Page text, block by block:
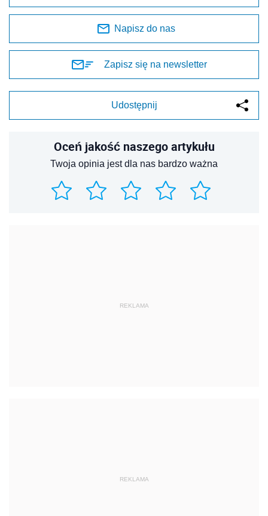
Napisz do nas
Zapisz się na newsletter
Udostępnij
Oceń jakość naszego artykułu
Twoja opinia jest dla nas bardzo ważna
REKLAMA
REKLAMA